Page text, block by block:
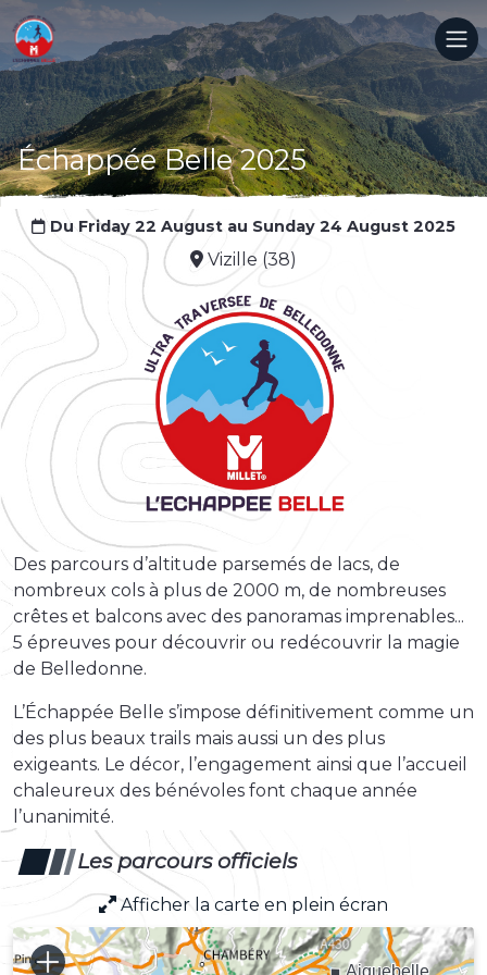
Échappée Belle 2025
Du Friday 22 August au Sunday 24 August 2025
Vizille (38)
Des parcours d’altitude parsemés de lacs, de
nombreux cols à plus de 2000 m, de nombreuses
crêtes et balcons avec des panoramas imprenables...
5 épreuves pour découvrir ou redécouvrir la magie
de Belledonne.
L’Échappée Belle s’impose définitivement comme un
des plus beaux trails mais aussi un des plus
exigeants. Le décor, l’engagement ainsi que l’accueil
chaleureux des bénévoles font chaque année
l’unanimité.
Les parcours officiels
Afficher la carte en plein écran